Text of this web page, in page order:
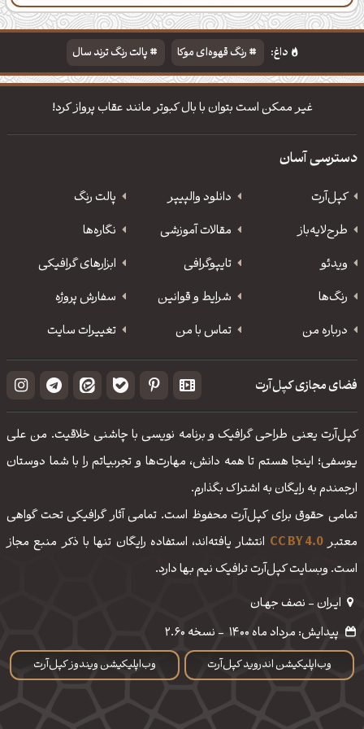
دسته‌بندی مطالب تازه تایپوگرافی پالت‌ها
داغ: رنگ قهوه‌ای موکا
پالت رنگ ترند سال
دانلود والپیپر مذهبی
تایپوگرافی شعر مولانا
غیر ممكن است بتوان با بال كبوتر مانند عقاب پرواز كرد!
دسترسی آسان
کپل‌آرت دانلود‌ والپیپر
پالت رنگ
طرح‌لایه‌باز
مقالات آموزشی
نگاره‌ها
ویدئو
‌تایپوگرافی
ابزارهای گرافیکی
رنگ‌ها
شرایط و قوانین
سفارش پروژه
درباره من
تماس با من تغییرات سایت
فضای مجازی کپل‌آرت
کپل‌آرت یعنی طراحی گرافیک و برنامه نویسی با چاشنی خلاقیت. من علی
یوسفی؛ اینجا هستم تا همه دانش، مهارت‌‌ها و تجربیاتم را با شما دوستان
ارجمندم به رایگان به اشتراک بگذارم.
تمامی حقوق برای کپل‌آرت محفوظ است. تمامی آثار گرافیکی تحت گواهی
معتبرCC BY 4.0 انتشار یافته‌اند، استفاده رایگان تنها با ذکر منبع مجاز
است. وبسایت کپل‌آرت ترافیک نیم بها دارد.
ایـران - نصف جهـان
وب‌اپلیکیشن اندروید کپل‌آرت وب‌اپلیکیشن ویندوز کپل‌آرت
پیدایش: مرداد ماه 1400 - نسخه 2.60